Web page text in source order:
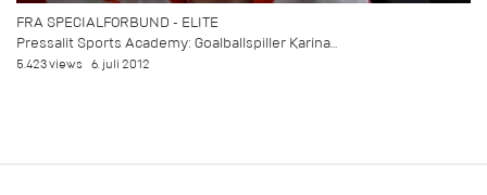
FRA SPECIALFORBUND - ELITE
Pressalit Sports Academy: Goalballspiller Karina...
5.423 views 6. juli 2012